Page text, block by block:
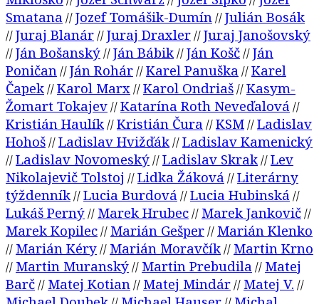
Smatana //Jozef Tomášik-Dumín//Julián Bosák
//Juraj Blanár//Juraj Draxler//Juraj Janošovský
//Ján Bošanský//Ján Bábik//Ján Košč//Ján
Poničan//Ján Rohár//Karel Panuška //Karel
Čapek//Karol Marx//Karol Ondriaš//Kasym-
Žomart Tokajev//Katarína Roth Neveďalová //
Kristián Haulík//Kristián Čura //KSM//Ladislav
Hohoš//Ladislav Hvižďák//Ladislav Kamenický
//Ladislav Novomeský//Ladislav Skrak//Lev
Nikolajevič Tolstoj //Lidka Žáková //Literárny
týždenník//Lucia Burdová //Lucia Hubinská //
Lukáš Perný// Marek Hrubec// Marek Jankovič//
Marek Kopilec// Marián Gešper// Marián Klenko
// Marián Kéry// Marián Moravčík// Martin Krno
// Martin Muranský// Martin Prebudila // Matej
Barč// Matej Kotian// Matej Mindár// Matej V. //